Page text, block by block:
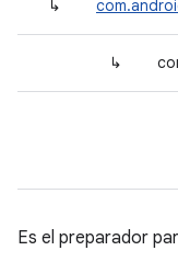
↳
↳
Es el preparador